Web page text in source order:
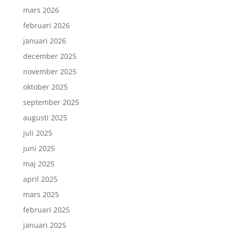
mars 2026
februari 2026
januari 2026
december 2025
november 2025
oktober 2025
september 2025
augusti 2025
juli 2025
juni 2025
maj 2025
april 2025
mars 2025
februari 2025
januari 2025